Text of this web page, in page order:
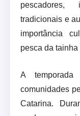
pescadores,
tradicionais e
importância
pesca da
A
comunidades
Catarina.